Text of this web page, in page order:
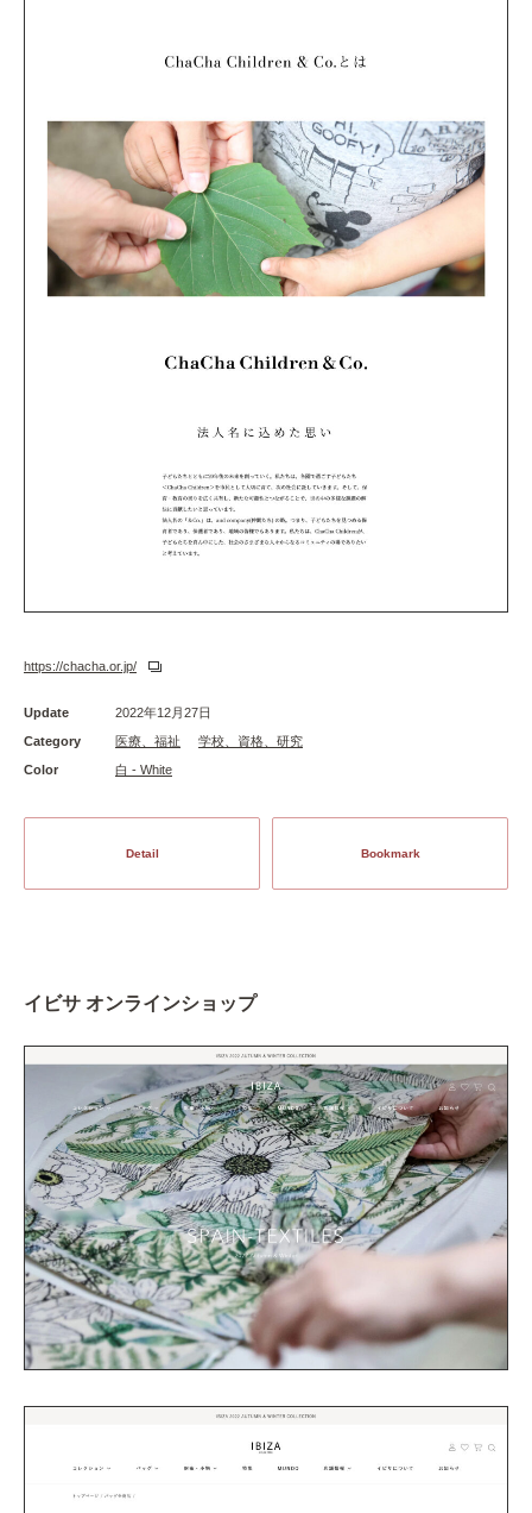
https://chacha.or.jp/
Update
2022年12月27日
Category
医療、福祉
学校、資格、研究
Color
白 - White
Detail Bookmark
イビサ オンラインショップ